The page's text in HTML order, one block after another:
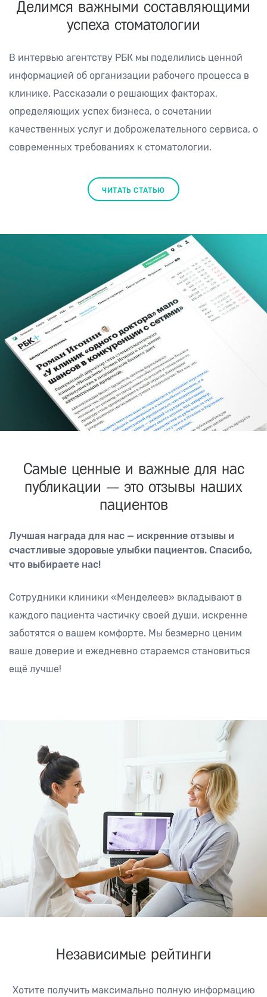
Делимся важными составляющими
успеха стоматологии
В интервью агентству РБК мы поделились ценной
информацией об организации рабочего процесса в
клинике. Рассказали о решающих факторах,
определяющих успех бизнеса, о сочетании
качественных услуг и доброжелательного сервиса, о
современных требованиях к стоматологии.
ЧИТАТЬ СТАТЬЮ
Самые ценные и важные для нас
публикации — это отзывы наших
пациентов
Лучшая награда для нас — искренние отзывы и
счастливые здоровые улыбки пациентов. Спасибо,
что выбираете нас!
Сотрудники клиники «Менделеев» вкладывают в
каждого пациента частичку своей души, искренне
заботятся о вашем комфорте. Мы безмерно ценим
ваше доверие и ежедневно стараемся становиться
ещё лучше!
Независимые рейтинги
Хотите получить максимально полную информацию